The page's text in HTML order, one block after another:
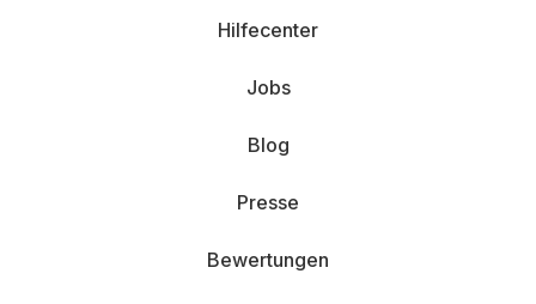
Hilfecenter
Jobs
Blog
Presse
Bewertungen